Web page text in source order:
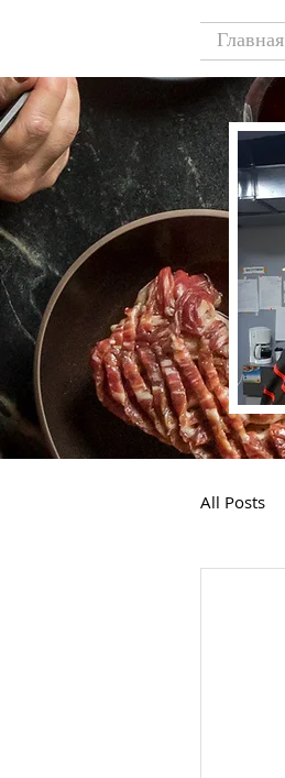
Главная
All Posts